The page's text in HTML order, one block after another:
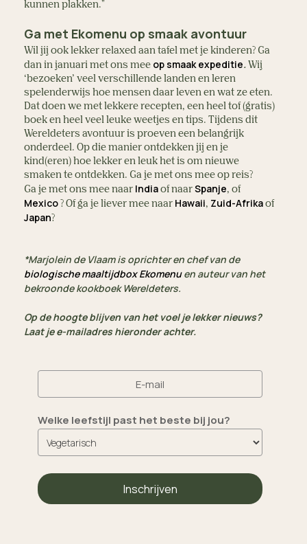
kunnen plakken."
Ga met Ekomenu op smaak avontuur
Wil jij ook lekker relaxed aan tafel met je kinderen? Ga
dan in januari met ons mee op smaak expeditie. Wij
‘bezoeken’ veel verschillende landen en leren
spelenderwijs hoe mensen daar leven en wat ze eten.
Dat doen we met lekkere recepten, een heel tof (gratis)
boek en heel veel leuke weetjes en tips. Tijdens dit
Wereldeters avontuur is proeven een belangrijk
onderdeel. Op die manier ontdekken jij en je
kind(eren) hoe lekker en leuk het is om nieuwe
smaken te ontdekken. Ga je met ons mee op reis?
Ga je met ons mee naar India of naar Spanje, of
Mexico ? Of ga je liever mee naar Hawaii, Zuid-Afrika of
Japan?
*Marjolein de Vlaam is oprichter en chef van de
biologische maaltijdbox Ekomenuen auteur van het
bekroonde kookboek Wereldeters.
Op de hoogte blijven van het voel je lekker nieuws?
Laat je e-mailadres hieronder achter.
E-mail
Welke leefstijl past het beste bij jou?